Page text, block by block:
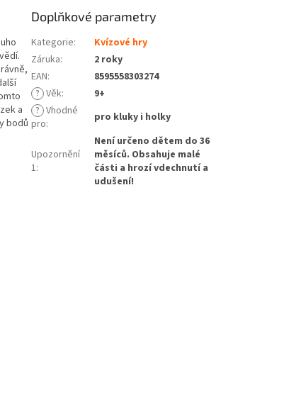
a
bodů
Doplňkové parametry
Kategorie:
Kvízové hry
Záruka:
2 roky
EAN:
8595558303274
? Věk:
9+
? Vhodné
pro: pro kluky i holky
Upozornění
1:
Není určeno dětem do 36
měsíců. Obsahuje malé
části a hrozí vdechnutí a
udušení!